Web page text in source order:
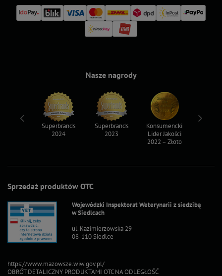
Sprzedaż produktów OTC
Wojewódzki Inspektorat Weterynarii z siedzibą
w Siedlcach
ul. Kazimierzowska 29
08-110 Siedlce
https://www.mazowsze.wiw.gov.pl/
OBRÓT DETALICZNY PRODUKTAMI OTC NA ODLEGŁOŚĆ
Nasze nagrody
Superbrands
2024
Superbrands
2023
Konsumencki
Lider Jakości
2022 – Złoto